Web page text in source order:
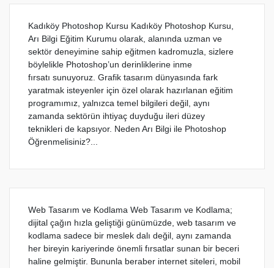
Kadıköy Photoshop Kursu Kadıköy Photoshop Kursu,
Arı Bilgi Eğitim Kurumu olarak, alanında uzman ve
sektör deneyimine sahip eğitmen kadromuzla, sizlere
böylelikle Photoshop’un derinliklerine inme
fırsatı sunuyoruz. Grafik tasarım dünyasında fark
yaratmak isteyenler için özel olarak hazırlanan eğitim
programımız, yalnızca temel bilgileri değil, aynı
zamanda sektörün ihtiyaç duyduğu ileri düzey
teknikleri de kapsıyor. Neden Arı Bilgi ile Photoshop
Öğrenmelisiniz?...
Web Tasarım ve Kodlama Web Tasarım ve Kodlama;
dijital çağın hızla geliştiği günümüzde, web tasarım ve
kodlama sadece bir meslek dalı değil, aynı zamanda
her bireyin kariyerinde önemli fırsatlar sunan bir beceri
haline gelmiştir. Bununla beraber internet siteleri, mobil